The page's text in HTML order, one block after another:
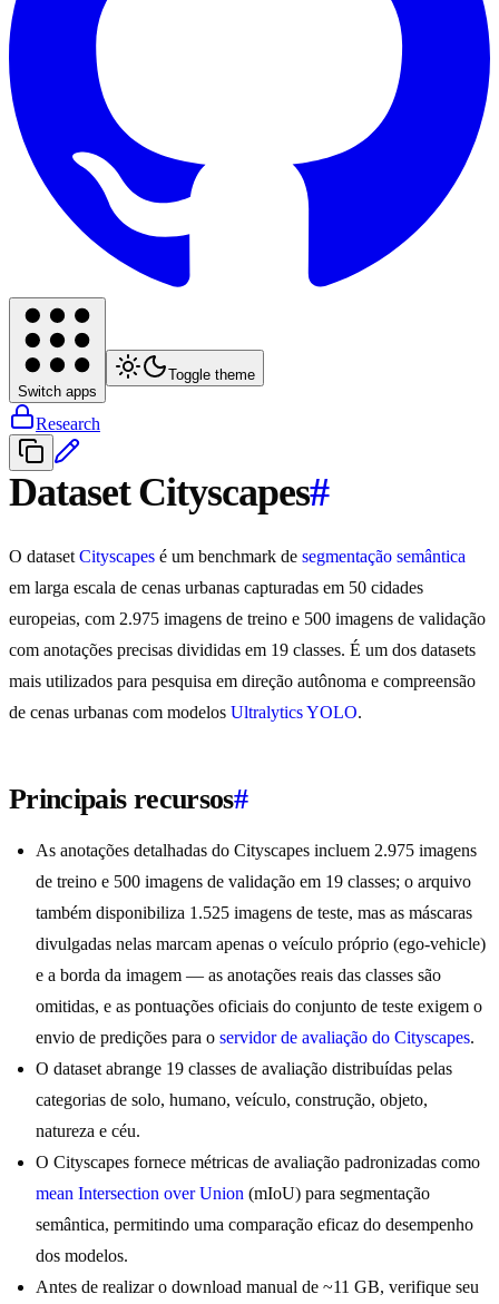
Switch apps
Toggle theme
Research
Dataset Cityscapes#
O dataset Cityscapes é um benchmark de segmentação semântica
em larga escala de cenas urbanas capturadas em 50 cidades
europeias, com 2.975 imagens de treino e 500 imagens de validação
com anotações precisas divididas em 19 classes. É um dos datasets
mais utilizados para pesquisa em direção autônoma e compreensão
de cenas urbanas com modelos Ultralytics YOLO.
Principais recursos#
As anotações detalhadas do Cityscapes incluem 2.975 imagens
de treino e 500 imagens de validação em 19 classes; o arquivo
também disponibiliza 1.525 imagens de teste, mas as máscaras
divulgadas nelas marcam apenas o veículo próprio (ego-vehicle)
e a borda da imagem — as anotações reais das classes são
omitidas, e as pontuações oficiais do conjunto de teste exigem o
envio de predições para o servidor de avaliação do Cityscapes.
O dataset abrange 19 classes de avaliação distribuídas pelas
categorias de solo, humano, veículo, construção, objeto,
natureza e céu.
O Cityscapes fornece métricas de avaliação padronizadas como
mean Intersection over Union (mIoU) para segmentação
semântica, permitindo uma comparação eficaz do desempenho
dos modelos.
Antes de realizar o download manual de ~11 GB, verifique seu